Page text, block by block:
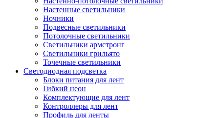
Настенные светильники
Ночники
Подвесные светильники
Потолочные светильники
Светильники армстронг
Светильники грильято
Точечные светильники
Светодиодная подсветка
Блоки питания для лент
Гибкий неон
Комплектующие для лент
Контроллеры для лент
Профиль для ленты